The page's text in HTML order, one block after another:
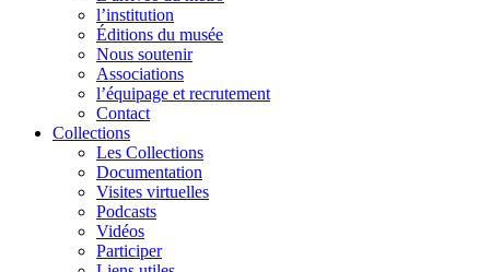
l’institution
Éditions du musée
Nous soutenir
Associations
l’équipage et recrutement
Contact
Collections
Les Collections
Documentation
Visites virtuelles
Podcasts
Vidéos
Participer